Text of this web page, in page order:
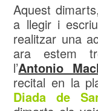
Aquest
a llegir i
realitzar una
ara estem
l’Antonio
recital en la
Diada de